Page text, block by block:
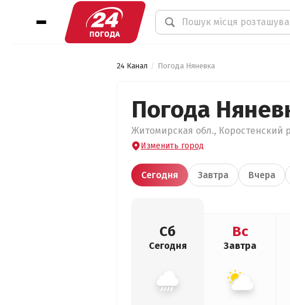
24 Канал Погода Няневка
Погода
Житомирская обл., Коростенский
Изменить город
Сегодня Завтра Вчера
Сб
Сегодня
Вс
Завтра